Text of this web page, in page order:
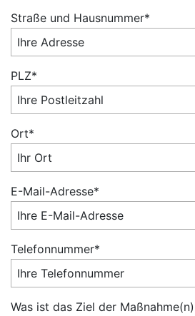
Straße und Hausnummer*
PLZ*
Ort*
E-Mail-Adresse*
Telefonnummer*
Was ist das Ziel der